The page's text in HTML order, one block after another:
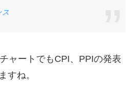
ャートでもCPI、PPIの発表
すね。